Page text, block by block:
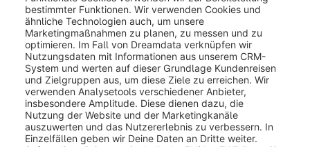
Folge der Anleitung zur Kontrolle
der Migrationsdaten und der
anschließenden Durchführung der
Migration in diesem Docs-
Artikel: Migrationsdaten
kontrollieren